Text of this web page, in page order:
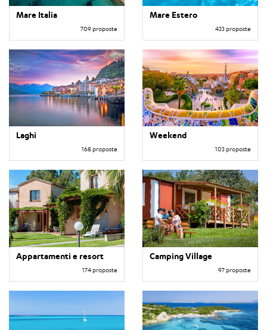
Mare Italia
709 proposte
Mare Estero
433 proposte
Laghi
168 proposte
Weekend
103 proposte
Appartamenti e resort
174 proposte
Camping Village
97 proposte